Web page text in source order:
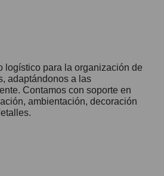
logístico para la organización de
adaptándonos a las
Contamos con soporte en
ambientación, decoración